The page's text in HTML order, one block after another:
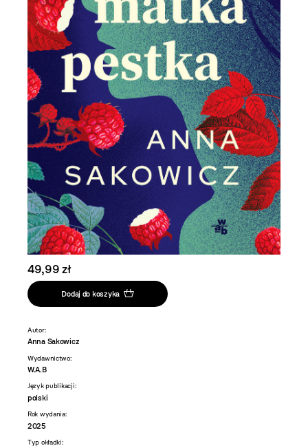
49,99 zł
Dodaj do koszyka
Autor:
Anna Sakowicz
Wydawnictwo:
W.A.B
Język publikacji:
polski
Rok wydania:
2025
Typ okładki: